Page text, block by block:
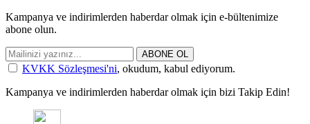
Kampanya ve indirimlerden haberdar olmak için e-bültenimize
abone olun.
ABONE OL
KVKK Sözleşmesi'ni, okudum, kabul ediyorum.
Kampanya ve indirimlerden haberdar olmak için bizi Takip Edin!